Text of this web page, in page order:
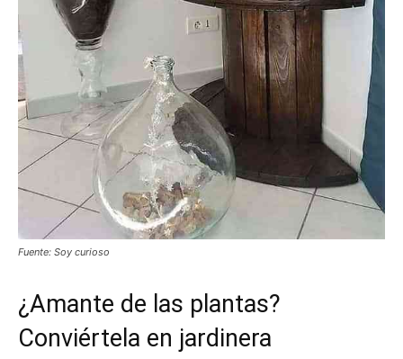
Fuente: Soy curioso
¿Amante de las plantas?
Conviértela en jardinera